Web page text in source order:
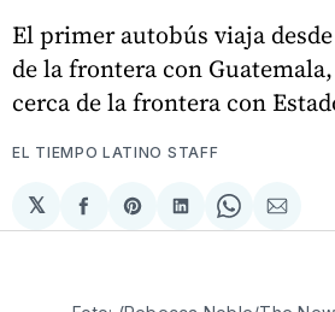
El primer autobús viaja
de la frontera con
cerca de la frontera con
EL TIEMPO LATINO STAFF
𝕏
Compartir
en
Share
on
Compartir
en
Share
on
via